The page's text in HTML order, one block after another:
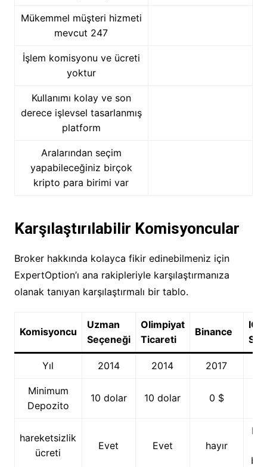
Mükemmel müşteri hizmeti
mevcut 247
İşlem komisyonu ve ücreti
yoktur
Kullanımı kolay ve son
derece işlevsel tasarlanmış
platform
Aralarından seçim
yapabileceğiniz birçok
kripto para birimi var
Karşılaştırılabilir Komisyoncular
Broker hakkında kolayca fikir edinebilmeniz için
ExpertOption’ı ana rakipleriyle karşılaştırmanıza
olanak tanıyan karşılaştırmalı bir tablo.
Komisyoncu
Uzman
Seçeneği
Olimpiyat
Ticareti
Binance
IQ
Yıl 2014 2014 2017
Minimum
Depozito
10 dolar 10 dolar 0 $
hareketsizlik
ücreti
Evet Evet hayır